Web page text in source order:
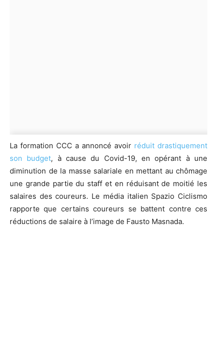
La formation CCC a annoncé avoir réduit drastiquement
son budget, à cause du Covid-19, en opérant à une
diminution de la masse salariale en mettant au chômage
une grande partie du staff et en réduisant de moitié les
salaires des coureurs. Le média italien Spazio Ciclismo
rapporte que certains coureurs se battent contre ces
réductions de salaire à l’image de Fausto Masnada.